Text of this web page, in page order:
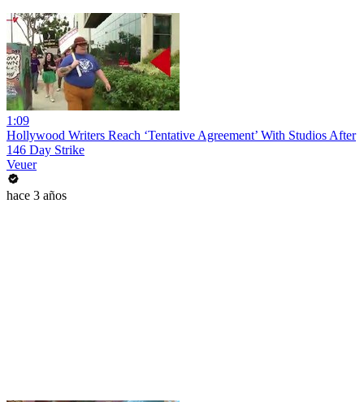
1:09
Hollywood Writers Reach ‘Tentative Agreement’ With Studios After
146 Day Strike
Veuer
hace 3 años